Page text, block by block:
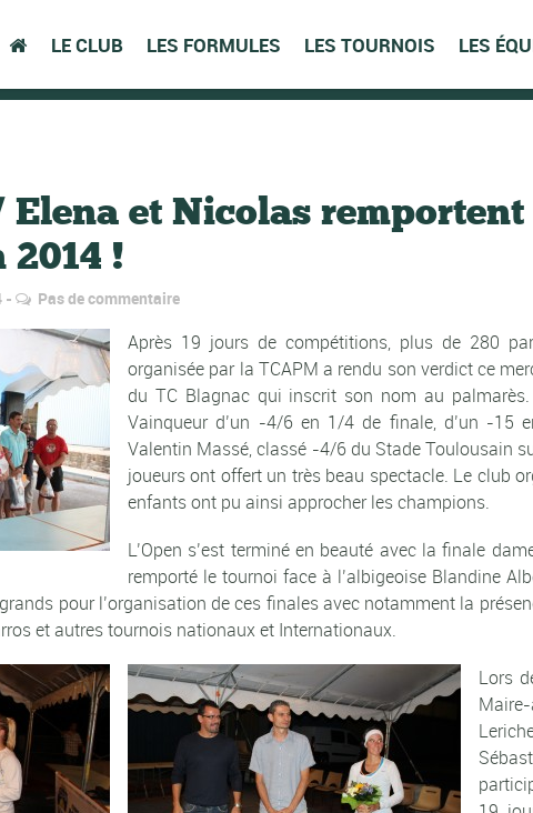
LE CLUB LES FORMULES LES TOURNOIS LES
Elena et Nicolas
!
Pas de commentaire
Après 19 jours de compétitions, plus de 280
organisée par la TCAPM a rendu son verdict ce
du TC Blagnac qui inscrit son nom au
Vainqueur d’un -4/6 en 1/4 de finale, d’un -15
Valentin Massé, classé -4/6 du Stade Toulousain
joueurs ont offert un très beau spectacle. Le club
enfants ont pu ainsi approcher les champions.
L’Open s’est terminé en beauté avec la finale
remporté le tournoi face à l’albigeoise Blandine
pour l’organisation de ces finales avec notamment la
et autres tournois nationaux et Internationaux.
Lors